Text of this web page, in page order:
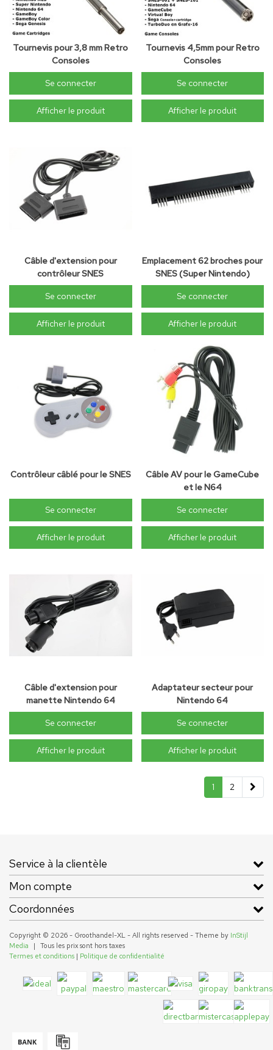
Tournevis pour 3,8 mm Retro
Consoles
Se connecter
Afficher le produit
Tournevis 4,5mm pour Retro
Consoles
Se connecter
Afficher le produit
Câble d'extension pour
contrôleur SNES
Se connecter
Afficher le produit
Emplacement 62 broches pour
SNES (Super Nintendo)
Se connecter
Afficher le produit
Contrôleur câblé pour le SNES
Se connecter
Afficher le produit
Câble AV pour le GameCube
et le N64
Se connecter
Afficher le produit
Câble d'extension pour
manette Nintendo 64
Se connecter
Afficher le produit
Adaptateur secteur pour
Nintendo 64
Se connecter
Afficher le produit
1 2
Service à la clientèle
Mon compte
Coordonnées
Copyright © 2026 - Groothandel-XL - All rights reserved - Theme by InStijl
Media
|
Tous les prix sont hors taxes
Termes et conditions | Politique de confidentialité